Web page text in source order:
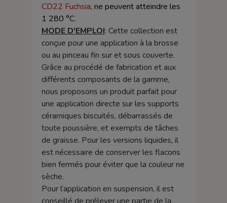
CD22 Fuchsia, ne peuvent atteindre les
1 280 °C.
MODE D'EMPLOI: Cette collection est
conçue pour une application à la brosse
ou au pinceau fin sur et sous couverte.
Grâce au procédé de fabrication et aux
différents composants de la gamme,
nous proposons un produit parfait pour
une application directe sur les supports
céramiques biscuités, débarrassés de
toute poussière, et exempts de tâches
de graisse. Pour les versions liquides, il
est nécessaire de conserver les flacons
bien fermés pour éviter que la couleur ne
sèche.
Pour l’application en suspension, il est